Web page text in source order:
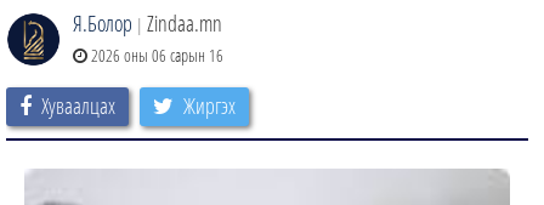
Я.Болор | Zindaa.mn
2026 оны 06 сарын 16
Хуваалцах Жиргэх